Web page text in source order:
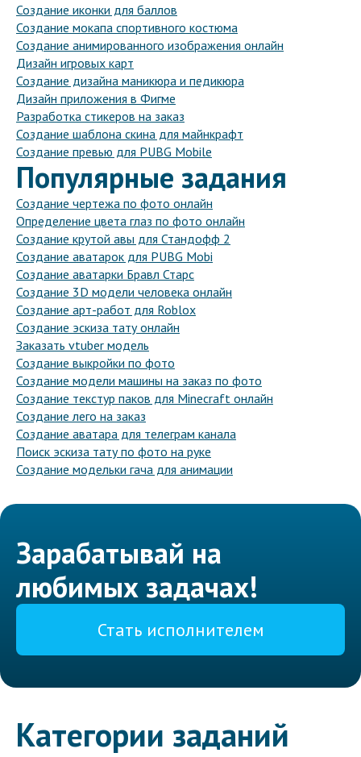
Создание иконки для баллов
Создание мокапа спортивного костюма
Создание анимированного изображения онлайн
Дизайн игровых карт
Создание дизайна маникюра и педикюра
Дизайн приложения в Фигме
Разработка стикеров на заказ
Создание шаблона скина для майнкрафт
Создание превью для PUBG Mobile
Популярные задания
Создание чертежа по фото онлайн
Определение цвета глаз по фото онлайн
Создание крутой авы для Стандофф 2
Создание аватарок для PUBG Mobi
Создание аватарки Бравл Старс
Создание 3D модели человека онлайн
Создание арт-работ для Roblox
Создание эскиза тату онлайн
Заказать vtuber модель
Создание выкройки по фото
Создание модели машины на заказ по фото
Создание текстур паков для Minecraft онлайн
Создание лего на заказ
Создание аватара для телеграм канала
Поиск эскиза тату по фото на руке
Создание модельки гача для анимации
Зарабатывай на
любимых задачах!
Стать исполнителем
Категории заданий